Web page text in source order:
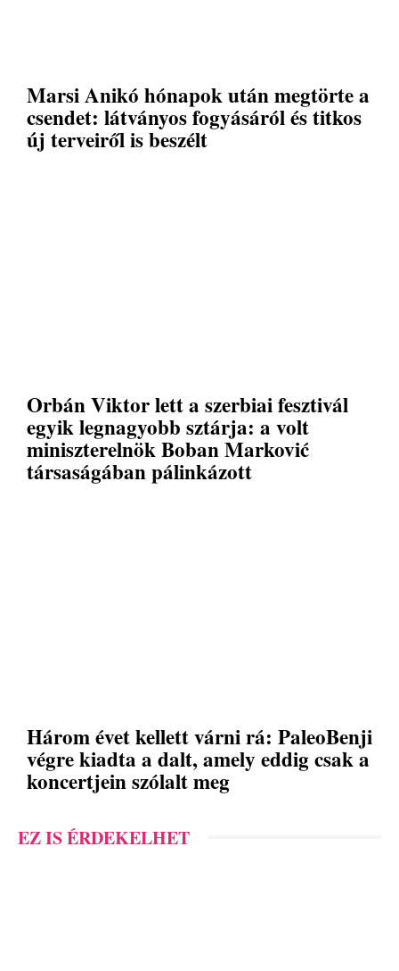
Marsi Anikó hónapok után megtörte a
csendet: látványos fogyásáról és titkos
új terveiről is beszélt
Orbán Viktor lett a szerbiai fesztivál
egyik legnagyobb sztárja: a volt
miniszterelnök Boban Marković
társaságában pálinkázott
Három évet kellett várni rá: PaleoBenji
végre kiadta a dalt, amely eddig csak a
koncertjein szólalt meg
EZ IS ÉRDEKELHET